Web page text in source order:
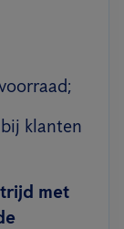
klanten
met